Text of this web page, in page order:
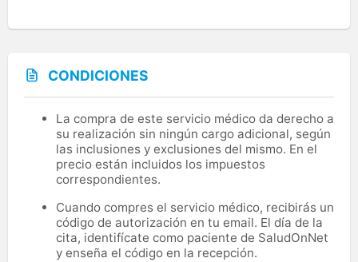
CONDICIONES
La compra de este servicio médico da derecho a
su realización sin ningún cargo adicional, según
las inclusiones y exclusiones del mismo. En el
precio están incluidos los impuestos
correspondientes.
Cuando compres el servicio médico, recibirás un
código de autorización en tu email. El día de la
cita, identifícate como paciente de SaludOnNet
y enseña el código en la recepción.